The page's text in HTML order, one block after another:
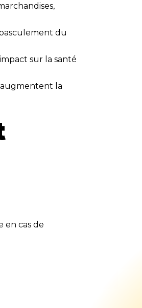
du
sur la santé
la
en cas de